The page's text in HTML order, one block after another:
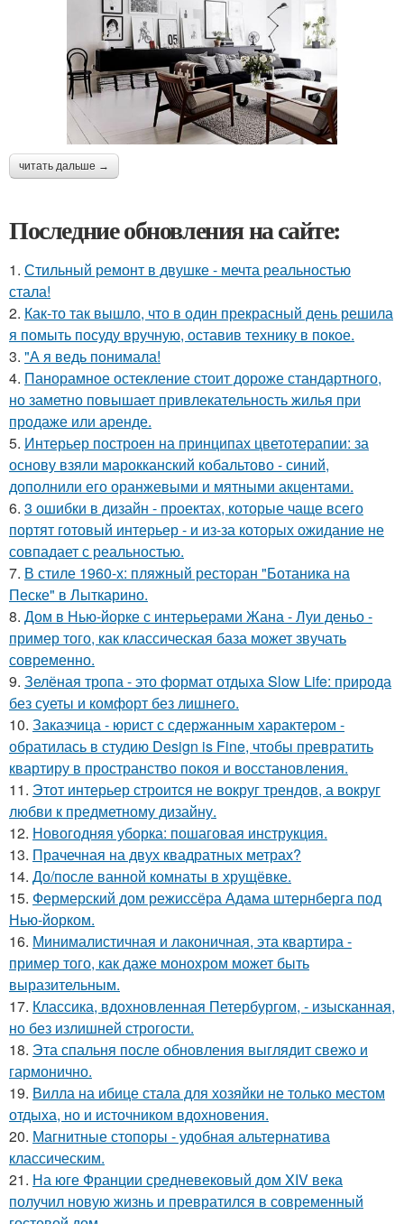
читать дальше →
Последние обновления на сайте:
1. Стильный ремонт в двушке - мечта реальностью
стала!
2. Как-то так вышло, что в один прекрасный день решила
я помыть посуду вручную, оставив технику в покое.
3. "А я ведь понимала!
4. Панорамное остекление стоит дороже стандартного,
но заметно повышает привлекательность жилья при
продаже или аренде.
5. Интерьер построен на принципах цветотерапии: за
основу взяли марокканский кобальтово - синий,
дополнили его оранжевыми и мятными акцентами.
6. 3 ошибки в дизайн - проектах, которые чаще всего
портят готовый интерьер - и из-за которых ожидание не
совпадает с реальностью.
7. В стиле 1960-х: пляжный ресторан "Ботаника на
Песке" в Лыткарино.
8. Дом в Нью-йорке с интерьерами Жана - Луи деньо -
пример того, как классическая база может звучать
современно.
9. Зелёная тропа - это формат отдыха Slow Life: природа
без суеты и комфорт без лишнего.
10. Заказчица - юрист с сдержанным характером -
обратилась в студию Design is Fine, чтобы превратить
квартиру в пространство покоя и восстановления.
11. Этот интерьер строится не вокруг трендов, а вокруг
любви к предметному дизайну.
12. Новогодняя уборка: пошаговая инструкция.
13. Прачечная на двух квадратных метрах?
14. До/после ванной комнаты в хрущёвке.
15. Фермерский дом режиссёра Адама штернберга под
Нью-йорком.
16. Минималистичная и лаконичная, эта квартира -
пример того, как даже монохром может быть
выразительным.
17. Классика, вдохновленная Петербургом, - изысканная,
но без излишней строгости.
18. Эта спальня после обновления выглядит свежо и
гармонично.
19. Вилла на ибице стала для хозяйки не только местом
отдыха, но и источником вдохновения.
20. Магнитные стопоры - удобная альтернатива
классическим.
21. На юге Франции средневековый дом XIV века
получил новую жизнь и превратился в современный